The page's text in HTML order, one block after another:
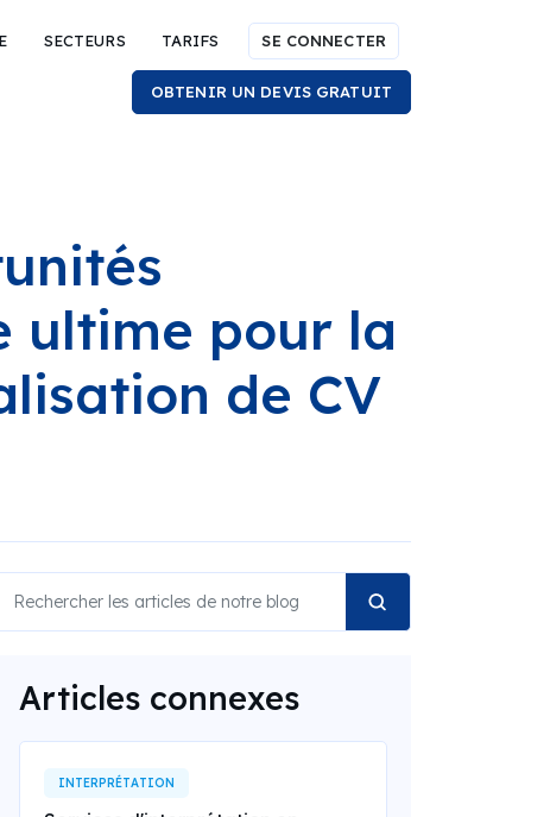
SECTEURS TARIFS SE CONNECTER
OBTENIR UN DEVIS GRATUIT
ultime pour la
de CV
Articles connexes
INTERPRÉTATION